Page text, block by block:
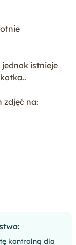
istnieje
zdjęć na:
kontrolną dla